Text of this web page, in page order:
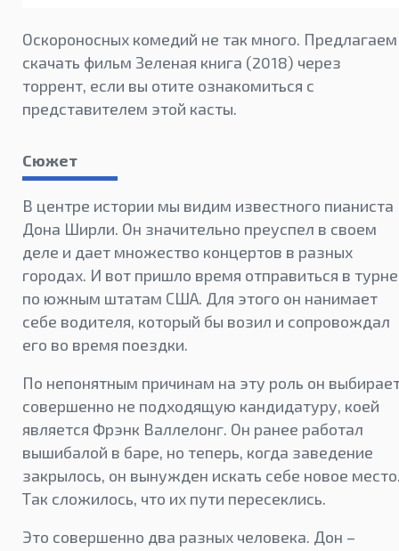
Оскороносных комедий не так много. Предлагаем
скачать фильм Зеленая книга (2018) через
торрент, если вы отите ознакомиться с
представителем этой касты.
Сюжет
В центре истории мы видим известного пианиста
Дона Ширли. Он значительно преуспел в своем
деле и дает множество концертов в разных
городах. И вот пришло время отправиться в турне
по южным штатам США. Для этого он нанимает
себе водителя, который бы возил и сопровождал
его во время поездки.
По непонятным причинам на эту роль он
совершенно не подходящую кандидатуру, коей
является Фрэнк Валлелонг. Он ранее работал
вышибалой в баре, но теперь, когда заведение
закрылось, он вынужден искать себе новое
Так сложилось, что их пути пересеклись.
Это совершенно два разных человека. Дон –